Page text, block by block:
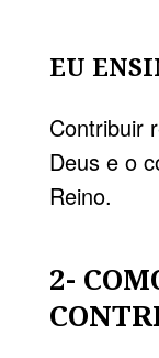
EU
Contribuir
Deus e o
Reino.
2-